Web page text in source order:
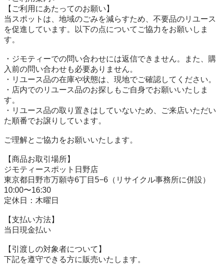
【ご利用にあたってのお願い】
当スポットは、地域のごみを減らすため、不要品のリユース
を促進しています。以下の点についてご協力をお願いしま
す。
・ジモティーでの問い合わせには返信できません。また、購
入前の問い合わせも必要ありません。
・リユース品の在庫や状態は、現地でご確認してください。
・店内でのリユース品のお探しもご自身でお願いいたしま
す。
・リユース品の取り置きはしていないため、ご来店いただい
た順番でお譲りしています。
ご理解とご協力をお願いいたします。
【商品お取引場所】
ジモティースポット日野店
東京都日野市万願寺6丁目5−6（リサイクル事務所に併設）
10:00〜16:30
定休日：木曜日
【⽀払い⽅法】
当日現金払い
【引渡しの対象者について】
下記を遵守できる⽅に販売いたします。